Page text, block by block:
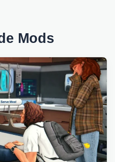
Mods